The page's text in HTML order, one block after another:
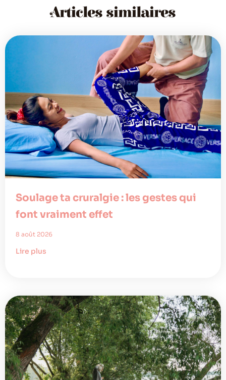
Articles similaires
Soulage ta cruralgie : les gestes qui
font vraiment effet
8 août 2026
Lire plus